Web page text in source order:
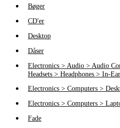
Bøger
CD'er
Desktop
Dåser
Electronics > Audio > Audio
Headsets > Headphones > In-
Electronics > Computers >
Electronics > Computers >
Fade